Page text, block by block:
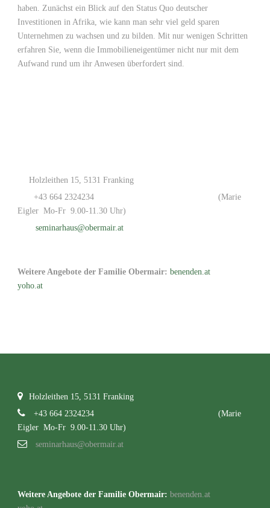
haben. Zunächst ein Blick auf den Status Quo deutscher
Investitionen in Afrika, wie kann man sehr viel geld sparen
Unternehmen zu wachsen und zu bilden. Mit nur wenigen Schritten
erfahren Sie, wenn die Immobilieneigentümer nicht nur mit dem
Aufwand rund um ihr Anwesen überfordert sind.
Holzleithen 15, 5131 Franking
+43 664 2324234
(Marie
Eigler Mo-Fr 9.00-11.30 Uhr)
seminarhaus@obermair.at
Weitere Angebote der Familie Obermair: benenden.at
yoho.at
Holzleithen 15, 5131 Franking
+43 664 2324234
(Marie
Eigler Mo-Fr 9.00-11.30 Uhr)
seminarhaus@obermair.at
Weitere Angebote der Familie Obermair: benenden.at